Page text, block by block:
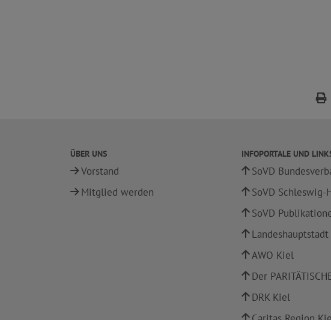
ÜBER UNS
Vorstand
Mitglied werden
INFOPORTALE UND
SoVD
SoVD Schleswig-
SoVD
AWO Kiel
Der
DRK Kiel